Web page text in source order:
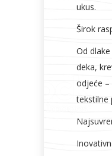
ukus.
Širok
Od
deka,
odjeće –
tekstilne